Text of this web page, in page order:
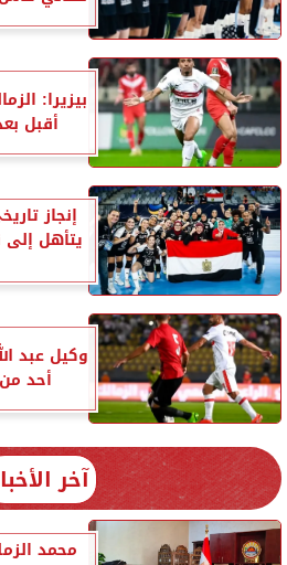
بيزيرا:
أقبل
إنجاز
يتأهل
وكيل عبد
أحد
آخر
محمد